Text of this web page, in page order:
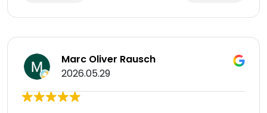
Marc Oliver Rausch
2026.05.29